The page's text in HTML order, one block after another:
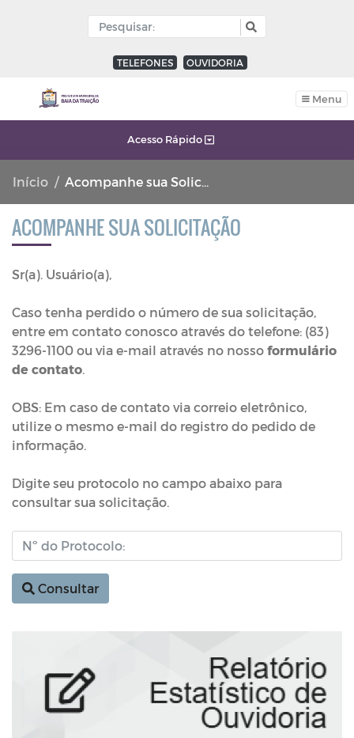
TELEFONES OUVIDORIA
Menu
Acesso Rápido
Início Acompanhe sua Solicitacão
ACOMPANHE SUA SOLICITAÇÃO
Sr(a). Usuário(a),
Caso tenha perdido o número de sua solicitação,
entre em contato conosco através do telefone: (83)
3296-1100 ou via e-mail através no nosso formulário
de contato.
OBS: Em caso de contato via correio eletrônico,
utilize o mesmo e-mail do registro do pedido de
informação.
Digite seu protocolo no campo abaixo para
consultar sua solicitação.
Consultar